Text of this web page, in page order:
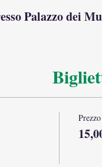
Palazzo dei
sono
dell'inizio delPrezzo